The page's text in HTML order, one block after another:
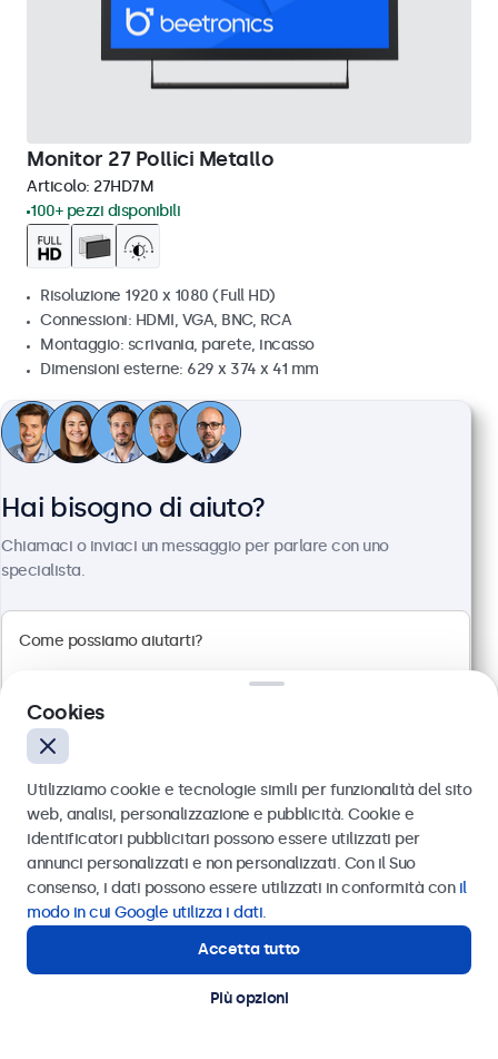
Monitor 27 Pollici Metallo
Articolo: 27HD7M
100+ pezzi disponibili
Risoluzione 1920 x 1080 (Full HD)
Connessioni: HDMI, VGA, BNC, RCA
Montaggio: scrivania, parete, incasso
Dimensioni esterne: 629 x 374 x 41 mm
€ 549,00
€ 669,78 IVA incl.
Monitor 32 Pollici Metallo
Articolo:32HD7M
100+ pezzi disponibili
Connessioni: HDMI, VGA, BNC, RCA
Hai bisogno di aiuto?
Chiamaci o inviaci un messaggio per parlare con uno
specialista.
Inviare
Oppure chiamaci al
Contatta i nostri esperti
Cookies
Utilizziamo cookie e tecnologie simili per funzionalità del sito
web, analisi, personalizzazione e pubblicità. Cookie e
identificatori pubblicitari possono essere utilizzati per
annunci personalizzati e non personalizzati. Con il Suo
consenso, i dati possono essere utilizzati in conformità con il
modo in cui Google utilizza i dati.
Accetta tutto
Più opzioni